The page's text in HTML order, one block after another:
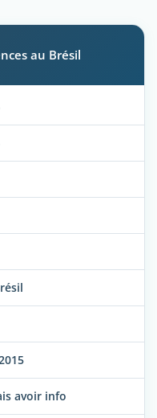
au Brésil
avoir info